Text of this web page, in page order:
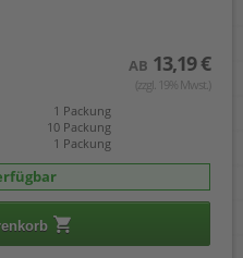
AB 13,19 €
(zzgl. 19% Mwst.)
1 Packung
10 Packung
1 Packung